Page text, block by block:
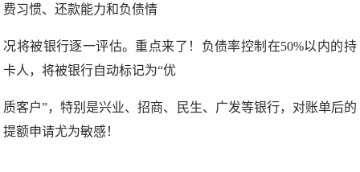
费习惯、还款能力和负债情
况将被银行逐一评估。重点来了！负债率控制在50%以内的持
卡人，将被银行自动标记为“优
质客户”，特别是兴业、招商、民生、广发等银行，对账单后的
提额申请尤为敏感！